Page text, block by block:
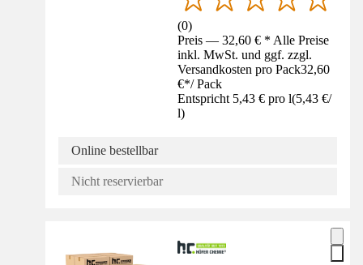
(0)
Preis — 32,60 € * Alle Preise
inkl. MwSt. und ggf. zzgl.
Versandkosten pro Pack32,60
€*/ Pack
Entspricht 5,43 € pro l(5,43 €/
l)
Online bestellbar
Nicht reservierbar